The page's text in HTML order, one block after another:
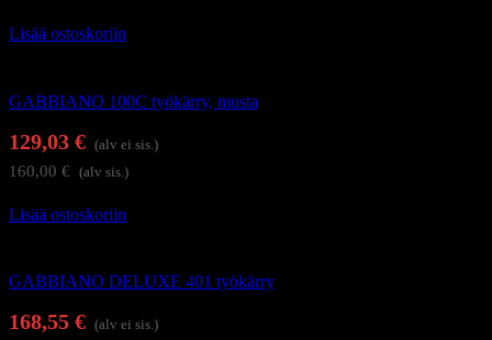
Lisää ostoskoriin
GABBIANO 100C työkärry, musta
129,03 € (alv ei sis.)
160,00 € (alv sis.)
Lisää ostoskoriin
GABBIANO DELUXE 401 työkärry
168,55 € (alv ei sis.)